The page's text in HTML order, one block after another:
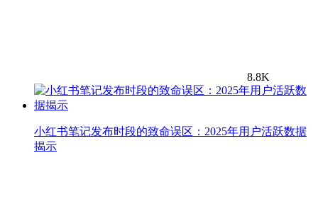
8.8K
小红书笔记发布时段的致命误区：2025年用户活跃数据
揭示